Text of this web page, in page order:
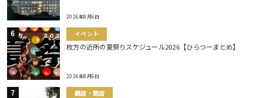
2026年8月6日
イベント
枚方の近所の夏祭りスケジュール2026【ひらつーまとめ】
2026年8月6日
開店・閉店